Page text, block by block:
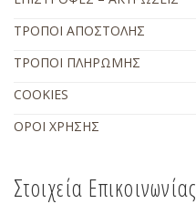
ΤΡΟΠΟΙ ΑΠΟΣΤΟΛΗΣ
ΤΡΟΠΟΙ ΠΛΗΡΩΜΗΣ
COOKIES
ΟΡΟΙ ΧΡΗΣΗΣ
Στοιχεία Επικοινωνίας